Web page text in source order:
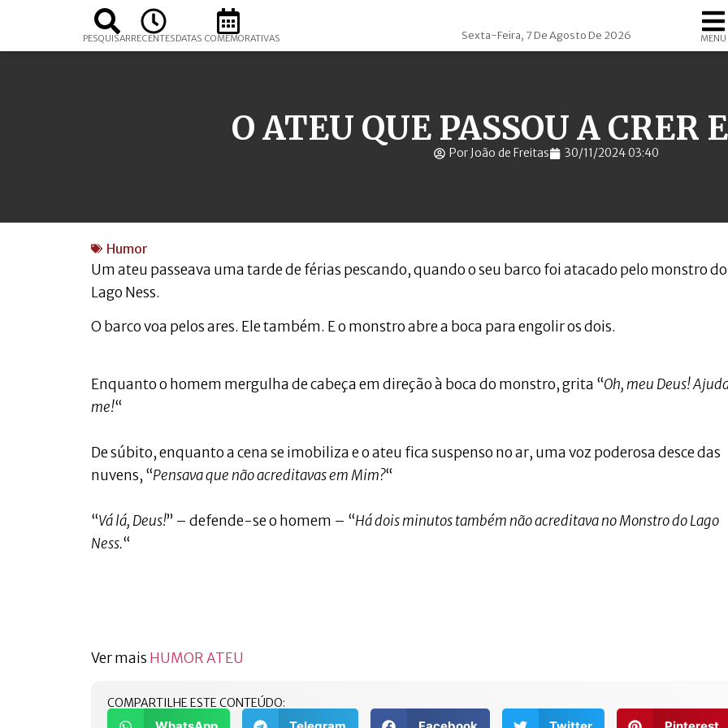
PESQUISARRECENTESDATAS COMEMORATIVAS Sexta-Feira, 7 De Agosto De 2026 MENU
O ATEU QUE PASSOU A CRER
Por João de Freitas 30/11/2024 03:40
Humor
Um ateu passeava uma tarde de férias pescando, quando o seu barco foi atacado pelo monstro do
Lago Ness.
O barco voa pelos ares. Ele também. E o monstro abre a boca para engolir os dois.
Enquanto o homem mergulha de cabeça em direção à boca do monstro, grita “Oh, meu Deus!
me!“
De súbito, enquanto a cena se imobiliza e o ateu fica suspenso no ar, uma voz poderosa desce das
nuvens, “Pensava que não acreditavas em Mim?“
“Vá lá, Deus!” – defende-se o homem – “Há dois minutos também não acreditava no Monstro do Lago
Ness.“
Ver mais HUMOR ATEU
COMPARTILHE ESTE CONTEÚDO: